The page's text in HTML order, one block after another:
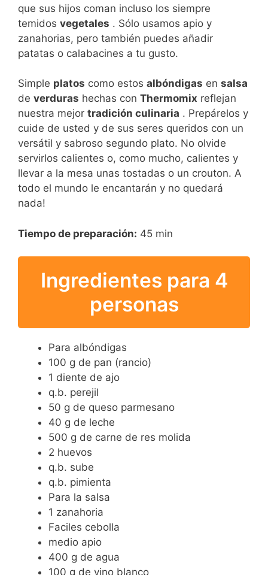
que sus hijos coman incluso los siempre
temidos vegetales . Sólo usamos apio y
zanahorias, pero también puedes añadir
patatas o calabacines a tu gusto.
Simple platos como estos albóndigas en salsa
de verduras hechas con Thermomix reflejan
nuestra mejor tradición culinaria . Prepárelos y
cuide de usted y de sus seres queridos con un
versátil y sabroso segundo plato. No olvide
servirlos calientes o, como mucho, calientes y
llevar a la mesa unas tostadas o un crouton. A
todo el mundo le encantarán y no quedará
nada!
Tiempo de preparación: 45 min
Ingredientes para 4
personas
Para albóndigas
100 g de pan (rancio)
1 diente de ajo
q.b. perejil
50 g de queso parmesano
40 g de leche
500 g de carne de res molida
2 huevos
q.b. sube
q.b. pimienta
Para la salsa
1 zanahoria
Faciles cebolla
medio apio
400 g de agua
100 g de vino blanco